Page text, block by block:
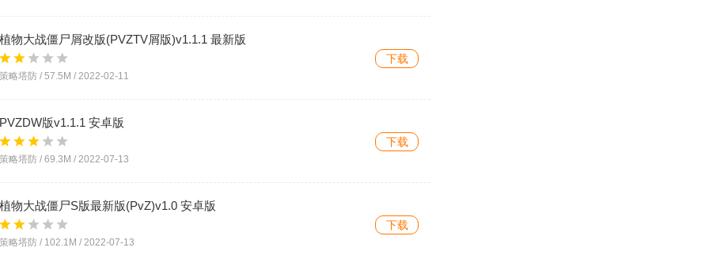
植物大战僵尸屑改版(PVZTV屑版)v1.1.1 最新版
策略塔防 / 57.5M / 2022-02-11
下载
PVZDW版v1.1.1 安卓版
策略塔防 / 69.3M / 2022-07-13
下载
植物大战僵尸S版最新版(PvZ)v1.0 安卓版
策略塔防 / 102.1M / 2022-07-13
下载